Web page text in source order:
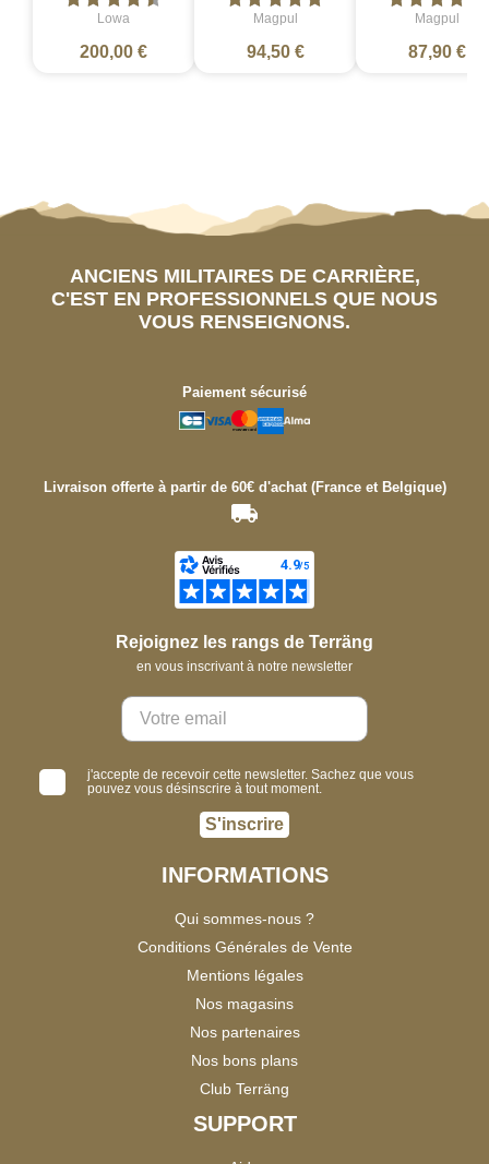
Lowa
200,00 €
Magpul
94,50 €
Magpul
87,90 €
ANCIENS MILITAIRES DE CARRIÈRE,
C'EST EN PROFESSIONNELS QUE NOUS
VOUS RENSEIGNONS.
Paiement sécurisé
Livraison offerte à partir de 60€ d'achat (France et Belgique)
Rejoignez les rangs de Terräng
en vous inscrivant à notre newsletter
j'accepte de recevoir cette newsletter. Sachez que vous
pouvez vous désinscrire à tout moment.
S'inscrire
INFORMATIONS
Qui sommes-nous ?
Conditions Générales de Vente
Mentions légales
Nos magasins
Nos partenaires
Nos bons plans
Club Terräng
SUPPORT